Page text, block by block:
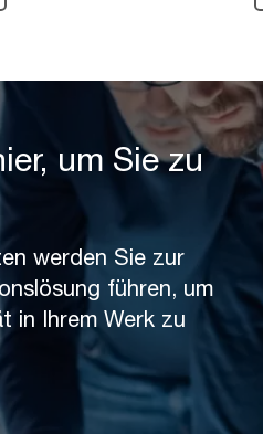
um Sie zu
werden Sie zur
führen, um
in Ihrem Werk zu